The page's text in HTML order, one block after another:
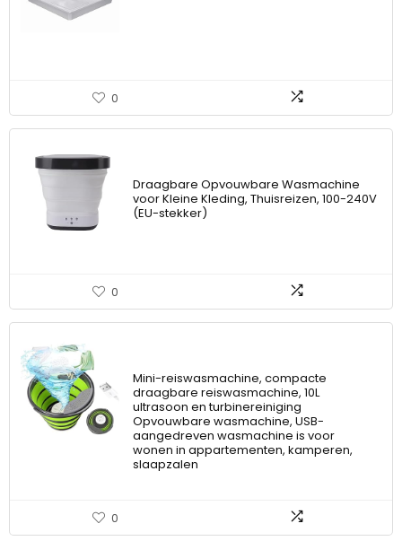
0
Draagbare Opvouwbare Wasmachine
voor Kleine Kleding, Thuisreizen, 100-240V
(EU-stekker)
0
Mini-reiswasmachine, compacte
draagbare reiswasmachine, 10L
ultrasoon en turbinereiniging
Opvouwbare wasmachine, USB-
aangedreven wasmachine is voor
wonen in appartementen, kamperen,
slaapzalen
0